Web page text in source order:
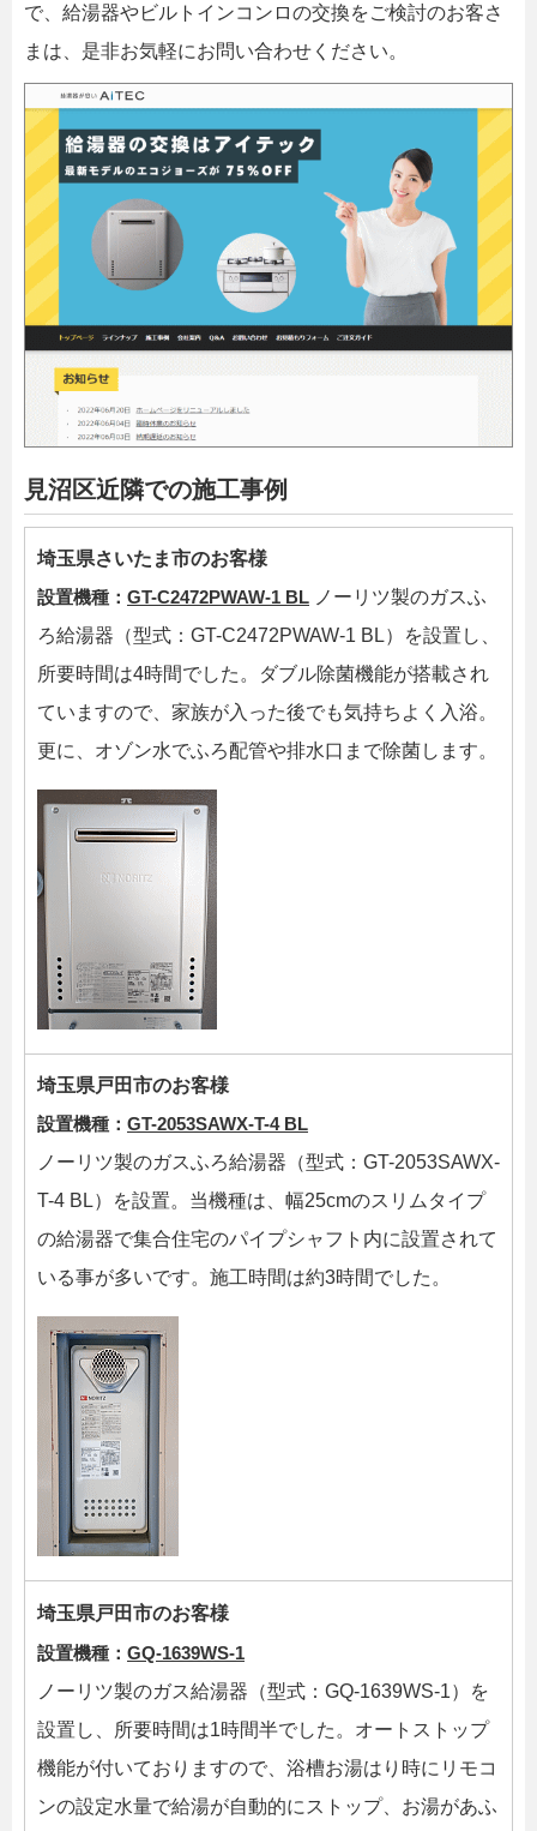
で、給湯器やビルトインコンロの交換をご検討のお客さ
まは、是非お気軽にお問い合わせください。
見沼区近隣での施工事例
埼玉県さいたま市のお客様
設置機種： GT-C2472PWAW-1 BL ノーリツ製のガスふ
ろ給湯器（型式：GT-C2472PWAW-1 BL）を設置し、
所要時間は4時間でした。ダブル除菌機能が搭載され
ていますので、家族が入った後でも気持ちよく入浴。
更に、オゾン水でふろ配管や排水口まで除菌します。
埼玉県戸田市のお客様
設置機種： GT-2053SAWX-T-4 BL
ノーリツ製のガスふろ給湯器（型式：GT-2053SAWX-
T-4 BL）を設置。当機種は、幅25cmのスリムタイプ
の給湯器で集合住宅のパイプシャフト内に設置されて
いる事が多いです。施工時間は約3時間でした。
埼玉県戸田市のお客様
設置機種： GQ-1639WS-1
ノーリツ製のガス給湯器（型式：GQ-1639WS-1）を
設置し、所要時間は1時間半でした。オートストップ
機能が付いておりますので、浴槽お湯はり時にリモコ
ンの設定水量で給湯が自動的にストップ、お湯があふ